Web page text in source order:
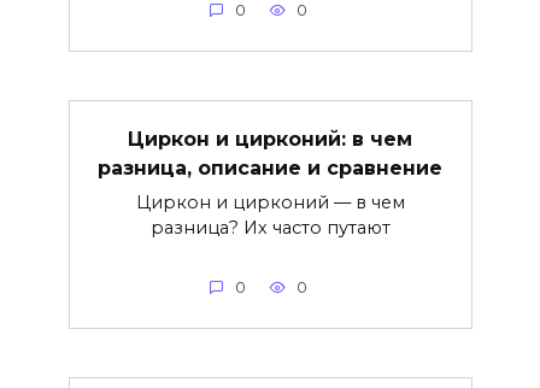
0 0
Циркон и цирконий: в чем
разница, описание и сравнение
Циркон и цирконий — в чем
разница? Их часто путают
0 0